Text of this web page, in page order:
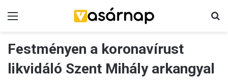
Festményen a koronavírust
likvidáló Szent Mihály arkangyal